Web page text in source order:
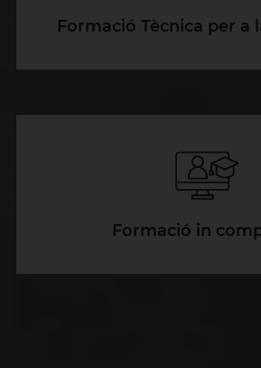
Formació Tècnica per a
Formació in